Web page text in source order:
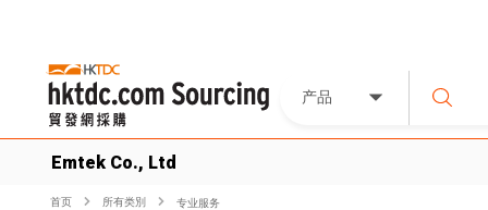
产品
Emtek Co., Ltd
首页 所有类別
专业服务